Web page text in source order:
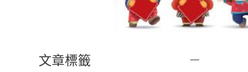
文章標籤